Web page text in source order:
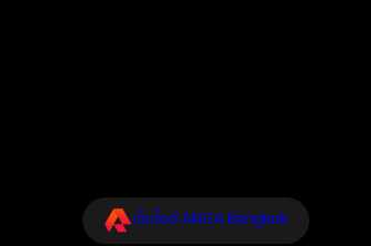
เว็บไซต์ ANGA Bangkok